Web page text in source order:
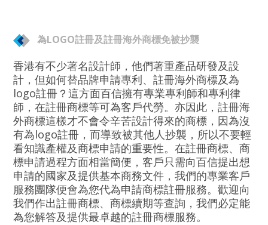
為LOGO註冊及註冊海外商標免被抄襲
香港有不少著名設計師，他們著重產品研發及設
計，但如何替品牌申請專利、註冊海外商標及為
logo註冊？這方面百信擁有專業專利師和專利律
師，在註冊商標等可為客戶代勞。亦因此，註冊海
外商標這樣才不會令辛苦設計得來的商標，因為沒
有為logo註冊，而導致被其他人抄襲，所以不要輕
看知識產權及商標申請的重要性。在註冊商標、商
標申請過程方面相當簡便，客戶只需向百信提出想
申請的國家及提供基本商務文件，我們的專業客戶
服務團隊便會為您代為申請商標註冊服務。歡迎向
我們作出註冊商標、商標續期等查詢，我們必定能
為您解答及提供最卓越的註冊商標服務。